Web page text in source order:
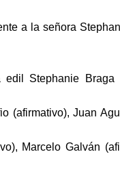
a la señora
Stephanie Braga
(afirmativo), Juan
Marcelo Galván